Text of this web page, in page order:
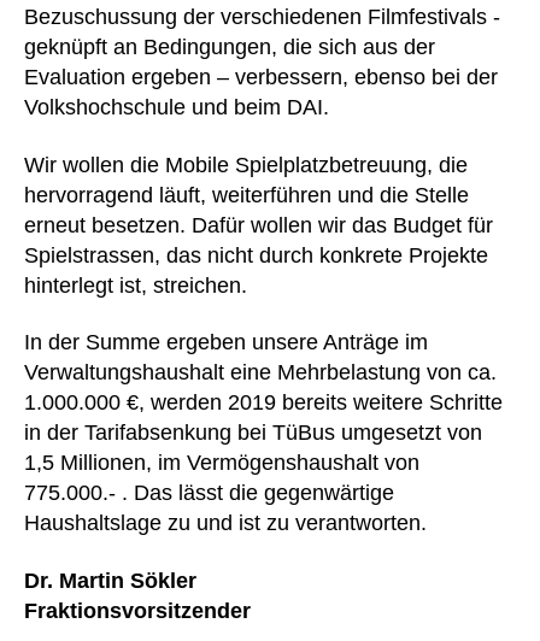
Bezuschussung der verschiedenen Filmfestivals -
geknüpft an Bedingungen, die sich aus der
Evaluation ergeben – verbessern, ebenso bei der
Volkshochschule und beim DAI.
Wir wollen die Mobile Spielplatzbetreuung, die
hervorragend läuft, weiterführen und die Stelle
erneut besetzen. Dafür wollen wir das Budget für
Spielstrassen, das nicht durch konkrete Projekte
hinterlegt ist, streichen.
In der Summe ergeben unsere Anträge im
Verwaltungshaushalt eine Mehrbelastung von ca.
1.000.000 €, werden 2019 bereits weitere Schritte
in der Tarifabsenkung bei TüBus umgesetzt von
1,5 Millionen, im Vermögenshaushalt von
775.000.- . Das lässt die gegenwärtige
Haushaltslage zu und ist zu verantworten.
Dr. Martin Sökler
Fraktionsvorsitzender